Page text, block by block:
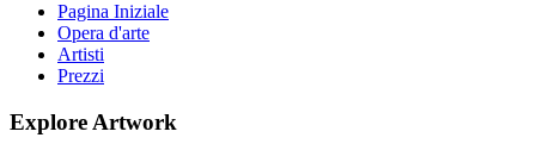
Pagina Iniziale
Opera d'arte
Artisti
Prezzi
Explore Artwork